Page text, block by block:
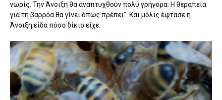
νωρίς. Την Άνοιξη θα αναπτυχθούν πολύ γρήγορα. Η θεραπεία
για τη βαρρόα θα γίνει όπως πρέπει". Και μόλις έφτασε η
Άνοιξη είδα πόσο δίκιο είχε.